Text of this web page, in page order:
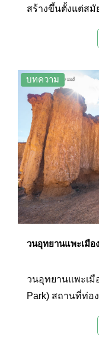
สร้างขึ้นตั้งแต่ส
ศิลปะไทใหญ่ที่เห
บทความ
วนอุทยานแพะเมือ
วนอุทยานแพะเมื
Park) สถานที่ท่อ
ประหลาดซึ่งเกิด